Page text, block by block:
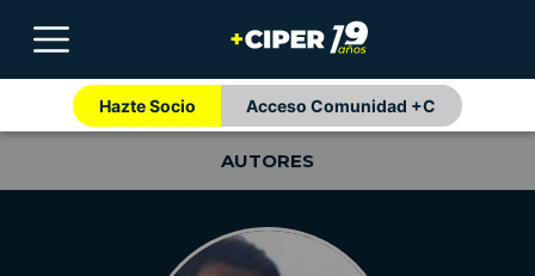
Hazte Socio Acceso Comunidad +C
AUTORES